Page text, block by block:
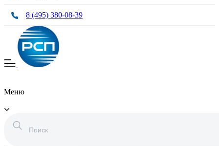
8 (495) 380-08-39
Меню